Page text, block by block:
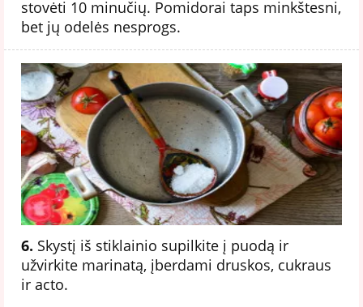
stovėti 10 minučių. Pomidorai taps minkštesni,
bet jų odelės nesprogs.
6. Skystį iš stiklainio supilkite į puodą ir
užvirkite marinatą, įberdami druskos, cukraus
ir acto.